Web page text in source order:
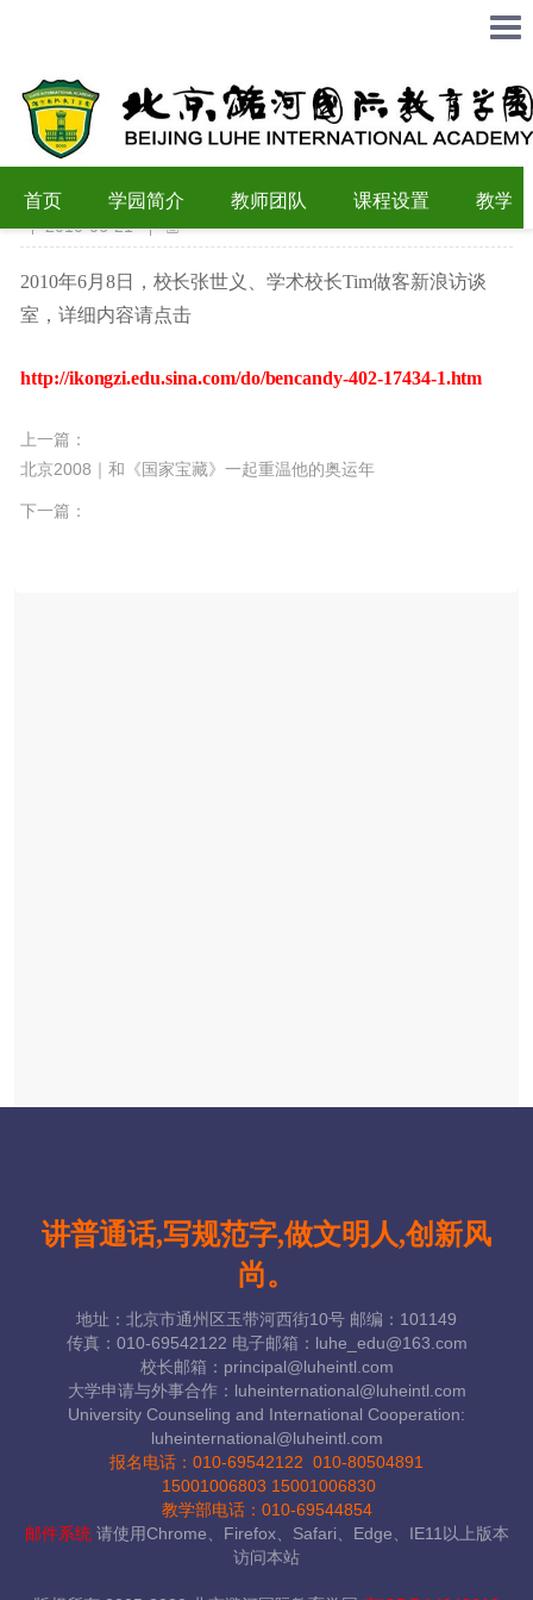
首页 学园简介 教师团队 课程设置 教学
2010-06-21
2010年6月8日，校长张世义、学术校长Tim做客新浪访谈
室，详细内容请点击
http://ikongzi.edu.sina.com/do/bencandy-402-17434-1.htm
上一篇：
北京2008｜和《国家宝藏》一起重温他的奥运年
下一篇：
讲普通话,写规范字,做文明人,创新风
尚。
地址：北京市通州区玉带河西街10号 邮编：101149
传真：010-69542122 电子邮箱：luhe_edu@163.com
校长邮箱：principal@luheintl.com
大学申请与外事合作：luheinternational@luheintl.com
University Counseling and International Cooperation:
luheinternational@luheintl.com
报名电话： 010-69542122 010-80504891
15001006803 15001006830
教学部电话：010-69544854
邮件系统 请使用Chrome、Firefox、Safari、Edge、IE11以上版本
访问本站